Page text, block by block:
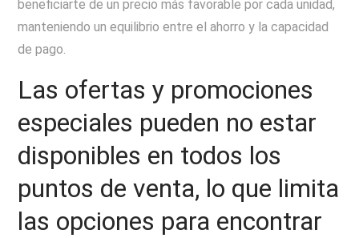
beneficiarte de un precio más favorable por cada unidad,
manteniendo un equilibrio entre el ahorro y la capacidad
de pago.
Las ofertas y promociones
especiales pueden no estar
disponibles en todos los
puntos de venta, lo que limita
las opciones para encontrar